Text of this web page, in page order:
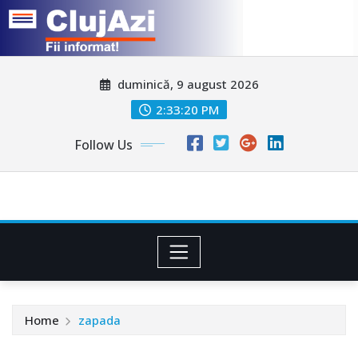
duminică, 9 august 2026
2:33:22 PM
Follow Us
Home zapada